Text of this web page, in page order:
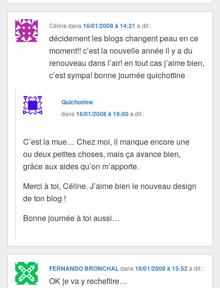
Céline dans16/01/2008 à 14:21 a dit :
décidement les blogs changent peau en ce
moment!! c’est la nouvelle année il y a du
renouveau dans l’air! en tout cas j’aime bien,
c’est sympa! bonne journée quichottine
Quichottine
dans16/01/2008 à 19:00a dit :
C’est la mue… Chez moi, il manque encore une
ou deux petites choses, mais ça avance bien,
grâce aux aides qu’on m’apporte.
Merci à toi, Céline. J’aime bien le nouveau design
de ton blog !
Bonne journée à toi aussi…
FERNANDO BRONCHALdans16/01/2008 à 15:52 a dit :
OK je va y recheflire…